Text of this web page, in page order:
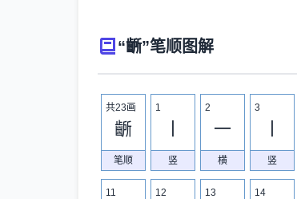
“齭”笔顺图解
共23画
齭
笔顺
1
竖
2
一
横
3
竖
11 12 13 14